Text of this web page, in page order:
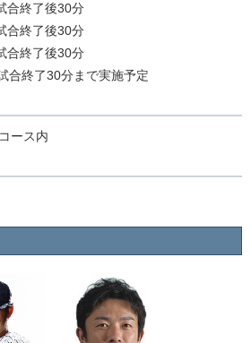
合終了後30分
合終了後30分
合終了後30分
合終了30分まで実施予定
ース内